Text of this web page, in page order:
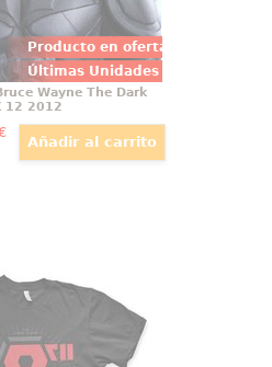
Producto en oferta
Últimas Unidades
Wayne The Dark
12 2012
Fighters Star Wars
"Elite 8 Squad Tie
en la popular
de George
Lucas.